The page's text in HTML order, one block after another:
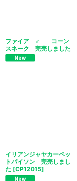
ファイア ♂ コーン
スネーク 完売しました
イリアンジャヤカーペッ
トパイソン 完売しまし
た [CP12015]